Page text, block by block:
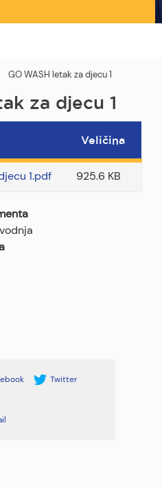
GO WASH letak za djecu 1
za djecu 1
Veličina
1.pdf 925.6 KB
Twitter